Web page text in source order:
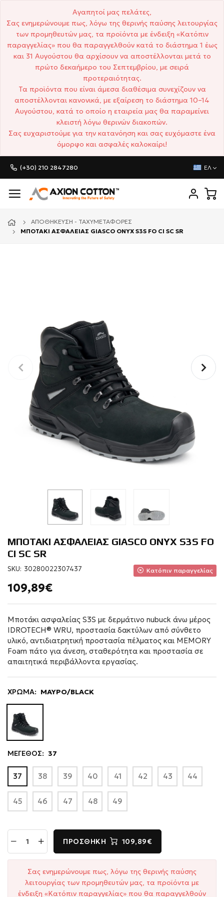
Αγαπητοί μας πελάτες,
Σας ενημερώνουμε πως, λόγω της θερινής παύσης λειτουργίας
των προμηθευτών μας, τα προϊόντα με ένδειξη «Κατόπιν
παραγγελίας» που θα παραγγελθούν κατά το διάστημα 1 έως
και 31 Αυγούστου θα αρχίσουν να αποστέλλονται μετά το
πρώτο δεκαήμερο του Σεπτεμβρίου, με σειρά
προτεραιότητας.
Τα προϊόντα που είναι άμεσα διαθέσιμα συνεχίζουν να
αποστέλλονται κανονικά, με εξαίρεση το διάστημα 10–14
Αυγούστου, κατά το οποίο η εταιρεία μας θα παραμείνει
κλειστή λόγω θερινών διακοπών.
Σας ευχαριστούμε για την κατανόηση και σας ευχόμαστε ένα
όμορφο και ασφαλές καλοκαίρι!
(+30) 210 2847280 ΕΛ
ΑΠΟΘΉΚΕΥΣΗ - ΤΑΧΥΜΕΤΑΦΟΡΈΣ
ΜΠΟΤΑΚΙ ΑΣΦΑΛΕΙΑΣ GIASCO ONYX S3S FO CI SC SR
ΜΠΟΤΑΚΙ ΑΣΦΑΛΕΙΑΣ GIASCO ONYX S3S FO
CI SC SR
SKU: 30280022307437 Κατόπιν παραγγελίας
109,89€
Μποτάκι ασφαλείας S3S με δερμάτινο nubuck άνω μέρος
IDROTECH® WRU, προστασία δακτύλων από σύνθετο
υλικό, αντιδιατρητική προστασία πέλματος και MEMORY
Foam πάτο για άνεση, σταθερότητα και προστασία σε
απαιτητικά περιβάλλοντα εργασίας.
ΧΡΩΜΑ: ΜΑΥΡΟ/BLACK
ΜΕΓΕΘΟΣ: 37
37 38 39 40 41 42 43 44
45 46 47 48 49
ΠΡΟΣΘΉΚΗ 109,89€
Σας ενημερώνουμε πως, λόγω της θερινής παύσης
λειτουργίας των προμηθευτών μας, τα προϊόντα με
ένδειξη «Κατόπιν παραγγελίας» που θα παραγγελθούν